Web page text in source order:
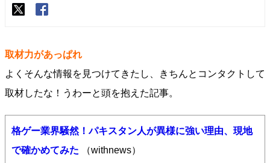
取材力があっぱれ
よくそんな情報を見つけてきたし、きちんとコンタクトして
取材したな！うわーと頭を抱えた記事。
格ゲー業界騒然！パキスタン人が異様に強い理由、現地
で確かめてみた （withnews）